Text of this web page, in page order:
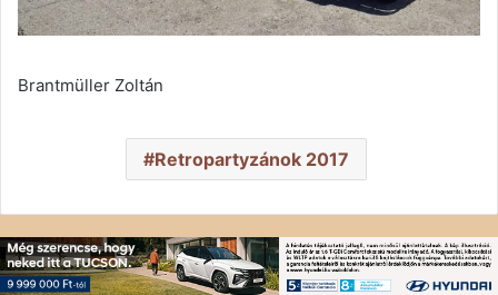
Brantmüller Zoltán
Retropartyzánok 2017